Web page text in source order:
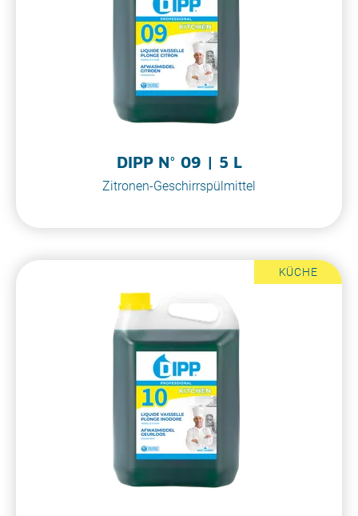
DIPP N° 09 | 5 L
Zitronen-Geschirrspülmittel
KÜCHE